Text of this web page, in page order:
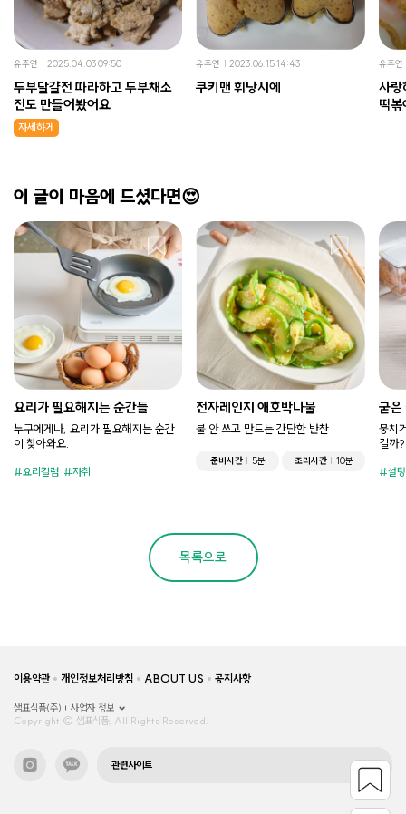
유주연 2025.04.03 09:50
두부달걀전 따라하고 두부채소
전도 만들어봤어요
자세하게
유주연 2023.06.15 14:43
쿠키맨 휘낭시에
유주연
사랑
떡볶
이 글이 마음에 드셨다면😍
요리가 필요해지는 순간들
누구에게나, 요리가 필요해지는 순간
이 찾아와요.
요리칼럼 자취
전자레인지 애호박나물
불 안 쓰고 만드는 간단한 반찬
준비시간 5분 조리시간 10분
굳은
뭉치
걸까?
설탕
목록으로
이용약관 개인정보처리방침 ABOUT US 공지사항
샘표식품(주)
사업자 정보
Copyright © 샘표식품, All Rights Reserved.
관련사이트